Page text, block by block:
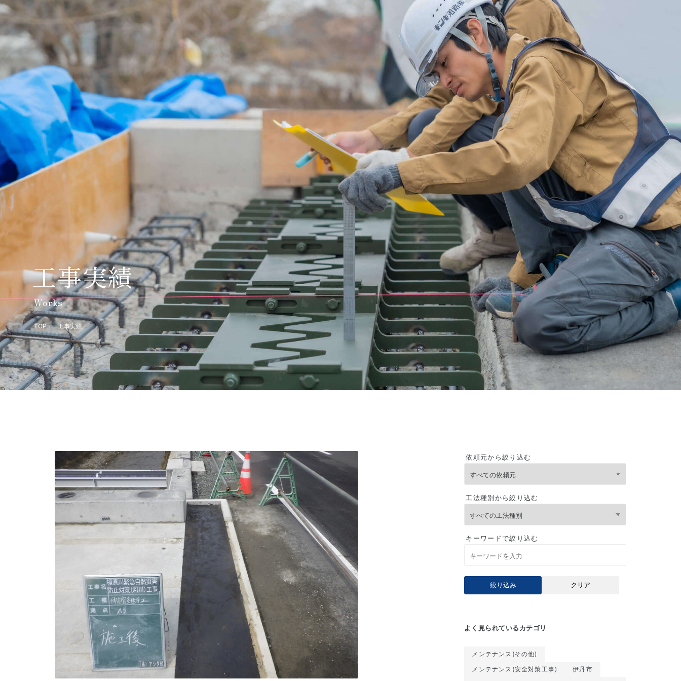
新着情報 プロジェクト活動 DX推進 採用情報
1日の品質が、
100年をつくる。
自社製品・自社工法
メンテナンス工事
会社案内
代表挨拶・会社概要
会社沿革
工事実績
新着情報
プロジェクト活動
DX推進
採用情報
お問合わせ
グループ会社一覧
個人情報保護方針
工事実績
Works
TOP 工事実績
依頼元から絞り込む
工法種別から絞り込む
キーワードで絞り込む
絞り込み クリア
よく見られているカテゴリ
メンテナンス(その他)
メンテナンス(安全対策工事)
伊丹市